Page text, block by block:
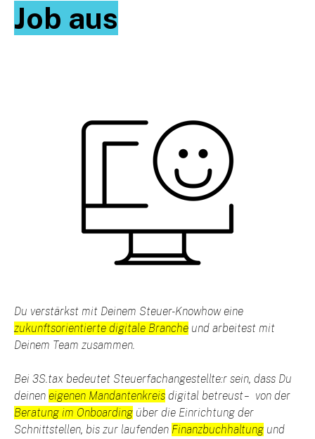
Job aus
Du verstärkst mit Deinem Steuer-Knowhow eine
zukunftsorientierte digitale Branche und arbeitest mit
Deinem Team zusammen.
Bei 3S.tax bedeutet Steuerfachangestellte:r sein, dass Du
deinen eigenen Mandantenkreis digital betreust – von der
Beratung im Onboarding über die Einrichtung der
Schnittstellen, bis zur laufenden Finanzbuchhaltung und